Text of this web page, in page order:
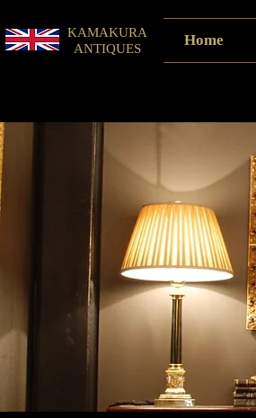
KAMAKURA
ANTIQUES
Home